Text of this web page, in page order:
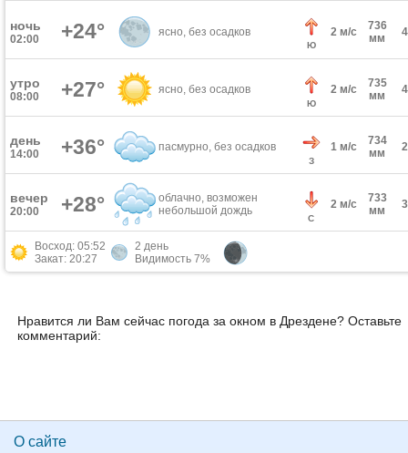
ночь
02:00 +24° ясно, без осадков
Ю
2 м/с
736
мм
утро
08:00 +27° ясно, без осадков
Ю
2 м/с
735
мм
день
14:00 +36° пасмурно, без осадков
З
1 м/с
734
мм
вечер
20:00 +28°
облачно, возможен
небольшой дождь
С
2 м/с
733
мм
Восход: 05:52
Закат: 20:27
2 день
Видимость 7%
Нравится ли Вам сейчас погода за окном в Дрездене? Оставьте
комментарий:
О сайте